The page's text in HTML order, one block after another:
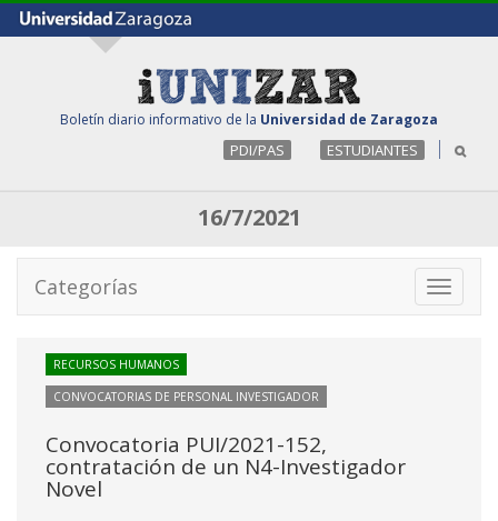
Boletín diario informativo de la Universidad de Zaragoza
PDI/PAS ESTUDIANTES
16/7/2021
Toggle
Categorías
RECURSOS HUMANOS
CONVOCATORIAS DE PERSONAL INVESTIGADOR
Convocatoria PUI/2021-152,
contratación de un N4-Investigador
Novel